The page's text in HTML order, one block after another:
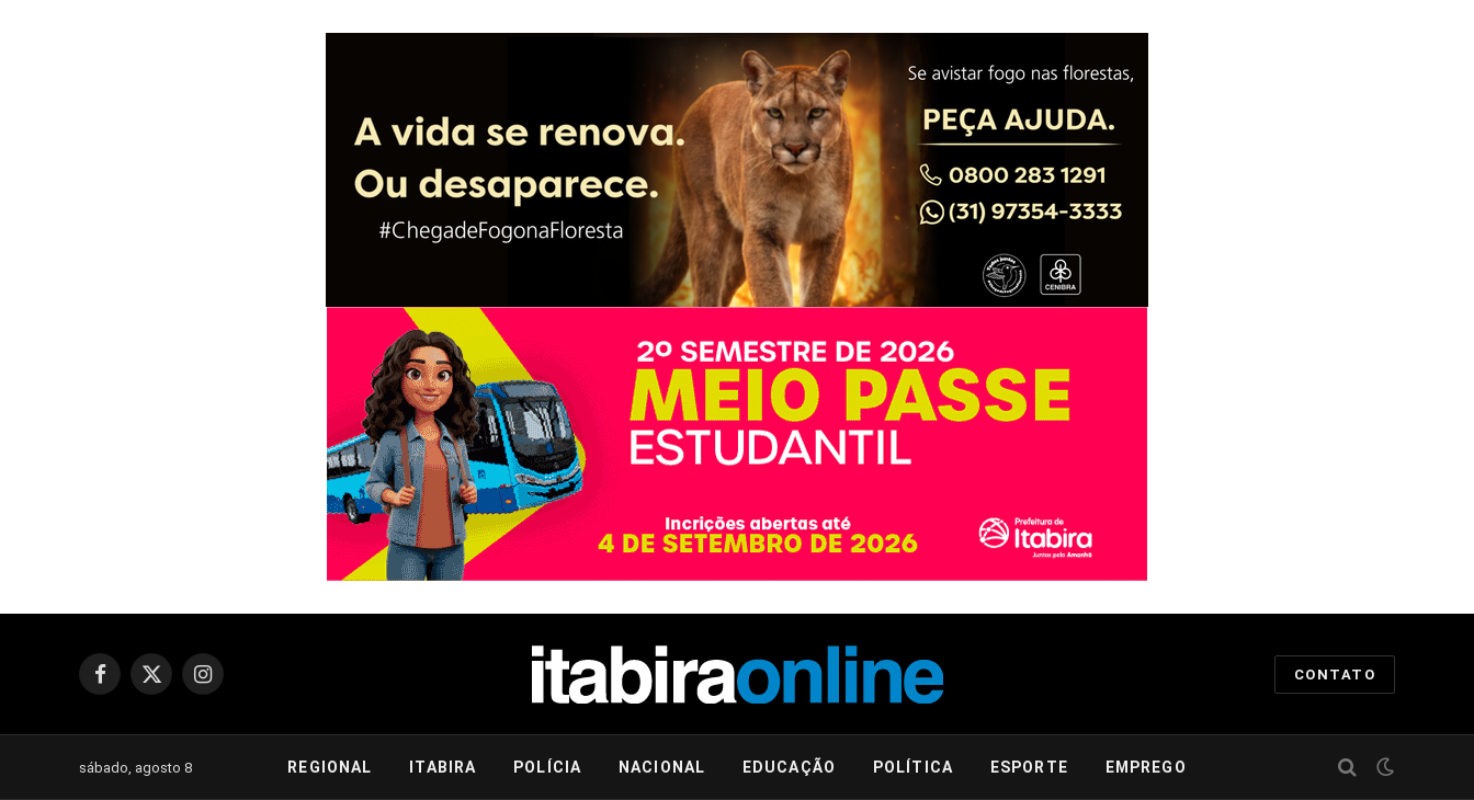
Facebook
X
Instagram
CONTATO
sábado, agosto 8 REGIONAL ITABIRA POLÍCIA NACIONAL EDUCAÇÃO POLÍTICA ESPORTE EMPREGO